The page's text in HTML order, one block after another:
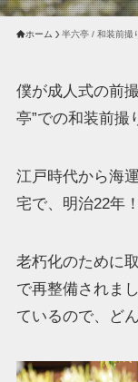
ホーム 半六亭 / 和装前撮
僕が成人式の前
亭”での和装前撮
江戸時代から海
宅で、明治22年
老朽化のために
で再整備されま
ているので、ど